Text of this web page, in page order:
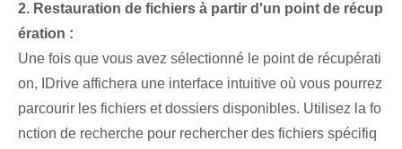
2. Restauration de fichiers à partir d'un point de récup
ération :
Une fois que vous avez sélectionné le point de récupérati
on, IDrive affichera une interface intuitive où vous pourrez
parcourir les fichiers et dossiers disponibles. Utilisez la fo
nction de recherche pour rechercher des fichiers spécifiq